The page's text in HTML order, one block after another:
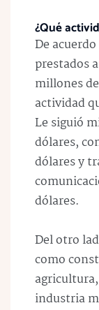
¿Qué
De
prestados
millones
actividad
Le siguió
dólares,
dólares y
dólares.
Del otro
como
industria